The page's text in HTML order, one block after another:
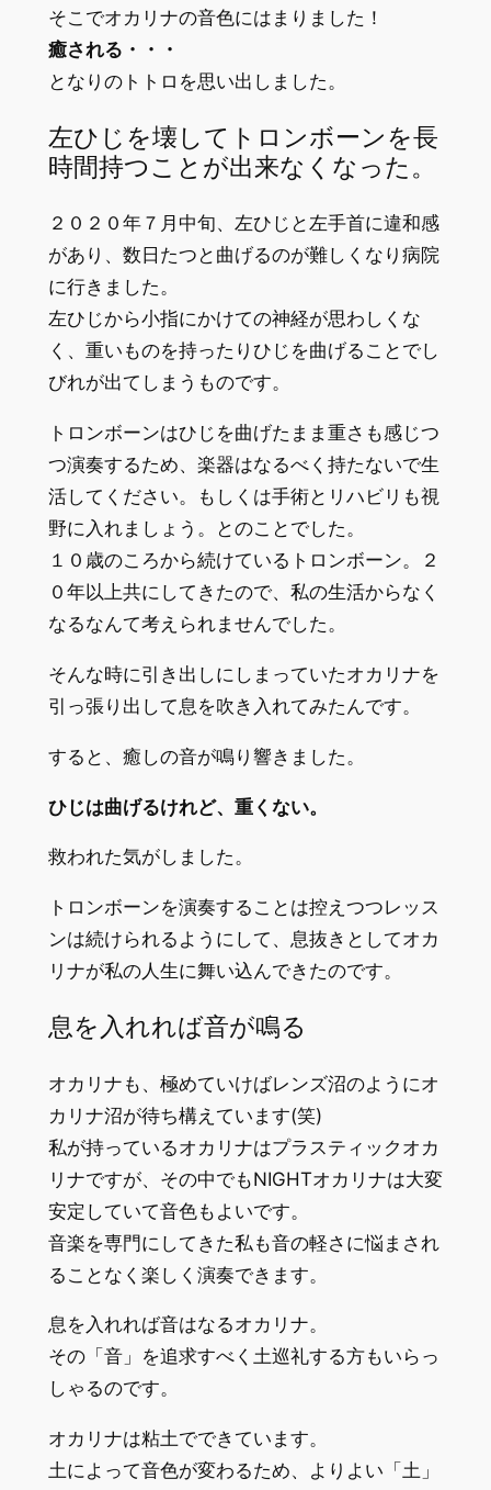
そこでオカリナの音色にはまりました！
癒される・・・
となりのトトロを思い出しました。
左ひじを壊してトロンボーンを長
時間持つことが出来なくなった。
２０２０年７月中旬、左ひじと左手首に違和感
があり、数日たつと曲げるのが難しくなり病院
に行きました。
左ひじから小指にかけての神経が思わしくな
く、重いものを持ったりひじを曲げることでし
びれが出てしまうものです。
トロンボーンはひじを曲げたまま重さも感じつ
つ演奏するため、楽器はなるべく持たないで生
活してください。もしくは手術とリハビリも視
野に入れましょう。とのことでした。
１０歳のころから続けているトロンボーン。２
０年以上共にしてきたので、私の生活からなく
なるなんて考えられませんでした。
そんな時に引き出しにしまっていたオカリナを
引っ張り出して息を吹き入れてみたんです。
すると、癒しの音が鳴り響きました。
ひじは曲げるけれど、重くない。
救われた気がしました。
トロンボーンを演奏することは控えつつレッス
ンは続けられるようにして、息抜きとしてオカ
リナが私の人生に舞い込んできたのです。
息を入れれば音が鳴る
オカリナも、極めていけばレンズ沼のようにオ
カリナ沼が待ち構えています(笑)
私が持っているオカリナはプラスティックオカ
リナですが、その中でもNIGHTオカリナは大変
安定していて音色もよいです。
音楽を専門にしてきた私も音の軽さに悩まされ
ることなく楽しく演奏できます。
息を入れれば音はなるオカリナ。
その「音」を追求すべく土巡礼する方もいらっ
しゃるのです。
オカリナは粘土でできています。
土によって音色が変わるため、よりよい「土」